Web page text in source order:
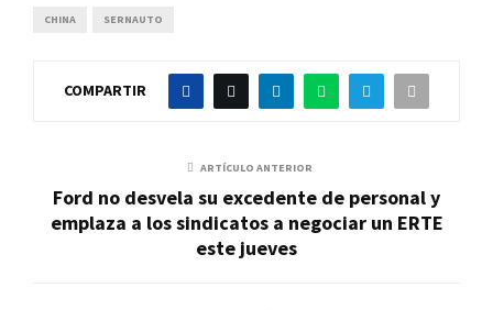
CHINA SERNAUTO
COMPARTIR
ARTÍCULO ANTERIOR
Ford no desvela su excedente de personal y
emplaza a los sindicatos a negociar un ERTE
este jueves